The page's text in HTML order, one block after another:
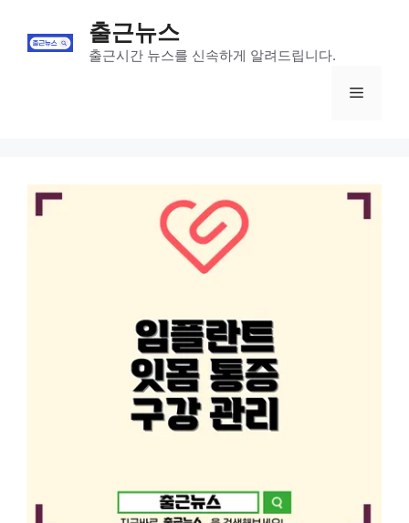
content
출근뉴스
출근시간 뉴스를 신속하게 알려드립니다.
Menu